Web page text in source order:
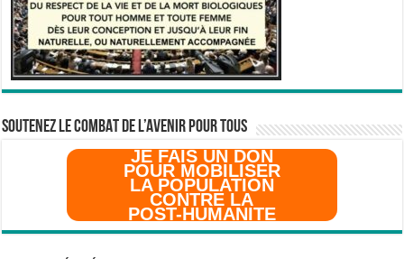
SOUTENEZ LE COMBAT DE L’AVenir pour Tous
JE FAIS UN DON
POUR MOBILISER
LA POPULATION
CONTRE LA
POST-HUMANITE